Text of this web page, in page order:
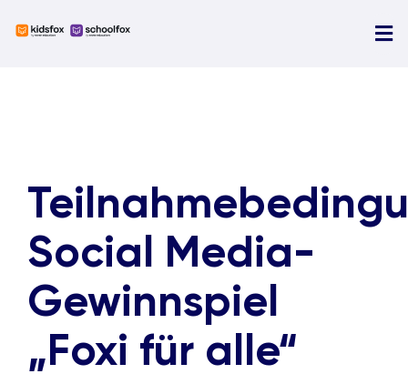
Social Media-
Gewinnspiel
„Foxi für alle“